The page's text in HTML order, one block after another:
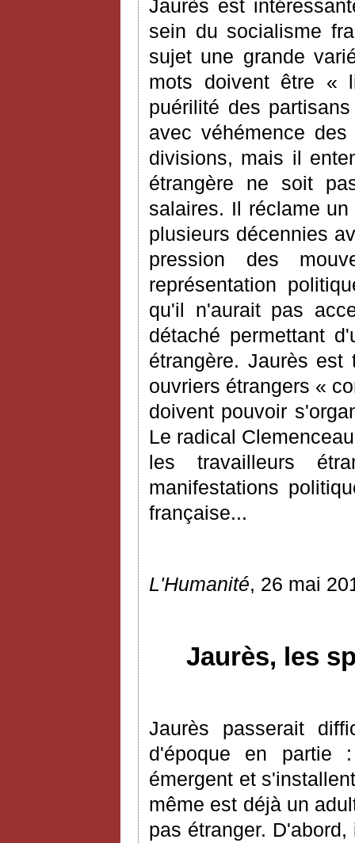
Jaurès est
sein du socialisme
sujet une grande
mots doivent être «
puérilité des
avec véhémence
divisions, mais il
étrangère ne soit
salaires. Il réclame
plusieurs décennies
pression des
représentation
qu'il n'aurait pas
détaché permettant
étrangère. Jaurès
ouvriers étrangers «
doivent pouvoir
Le radical
les travailleurs
manifestations
française...
L'Humanité, 26 mai
Jaurès, les
Jaurès passerait
d'époque en partie
émergent et
même est déjà un
pas étranger.